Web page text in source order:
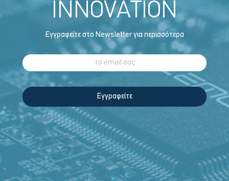
INNOVATION
Εγγραφείτε στο Newsletter για περισσότερα
Εγγραφείτε